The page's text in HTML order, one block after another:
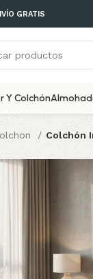
GRATIS
Y Colchón
Colchón